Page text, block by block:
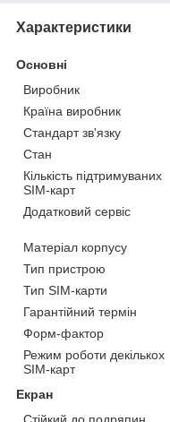
Характеристики
Основні
Виробник
Країна виробник
Стандарт зв'язку
Стан
Кількість підтримуваних
SIM-карт
Додатковий сервіс
Матеріал корпусу
Тип пристрою
Тип SIM-карти
Гарантійний термін
Форм-фактор
Режим роботи декількох
SIM-карт
Екран
Стійкий до подряпин